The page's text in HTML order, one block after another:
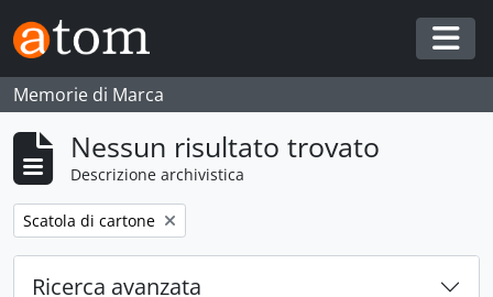
Skip to main content
Memorie di Marca
Nessun risultato trovato
Descrizione archivistica
Remove filter:
Scatola di cartone
Ricerca avanzata